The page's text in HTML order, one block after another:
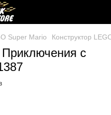
Super Mario Конструктор
с